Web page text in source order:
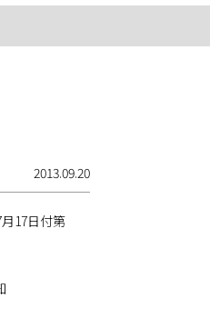
2013.09.20
17日付第